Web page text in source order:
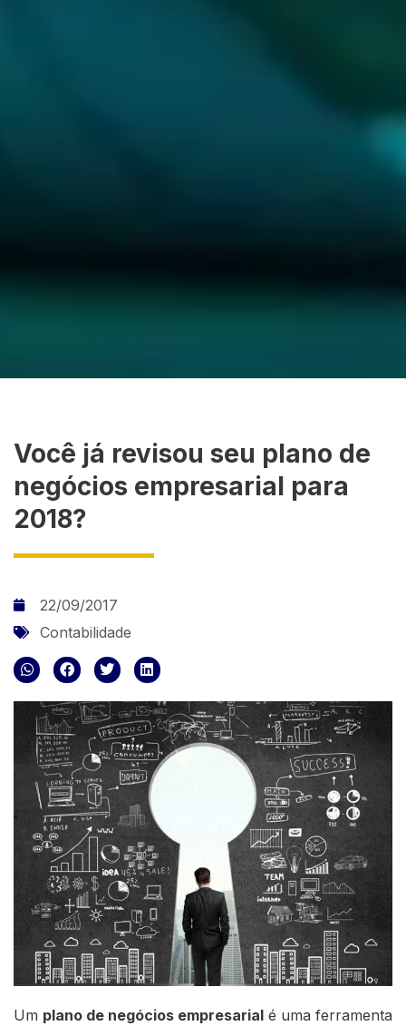
Você já revisou seu plano de
negócios empresarial para
2018?
22/09/2017
Contabilidade
Um plano de negócios empresarial é uma ferramenta